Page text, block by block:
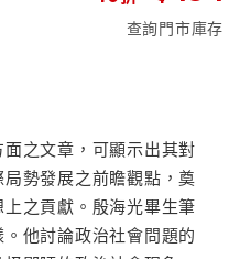
查詢門市庫存
之文章，可顯示出其對
勢發展之前瞻觀點，奠
之貢獻。殷海光畢生筆
他討論政治社會問題的